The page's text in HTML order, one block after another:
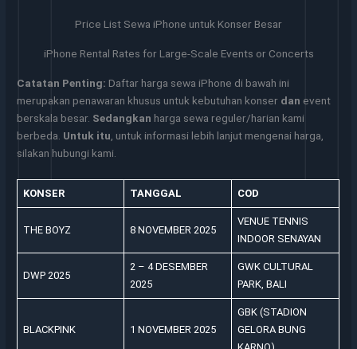
Price List Sewa iPhone untuk Konser Besar
iPhone Rental Rates for Large-Scale Events or Concerts
Catatan Penting: Daftar harga sewa iPhone di bawah ini
merupakan penawaran khusus untuk kebutuhan konser dan event
berskala besar. Sedangkan harga sewa reguler/harian kami
berbeda. Untuk itu, untuk informasi lebih lanjut mengenai harga,
silakan hubungi kami.
KONSER TANGGAL COD
THE BOYZ 8 NOVEMBER 2025
VENUE TENNIS
INDOOR SENAYAN
DWP 2025
2 – 4 DESEMBER
2025
GWK CULTURAL
PARK, BALI
BLACKPINK 1 NOVEMBER 2025
GBK (STADION
GELORA BUNG